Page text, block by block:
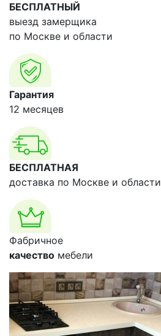
БЕСПЛАТНЫЙ
выезд замерщика
по Москве и области
Гарантия
12 месяцев
БЕСПЛАТНАЯ
доставка по Москве и области
Фабричное
качество мебели